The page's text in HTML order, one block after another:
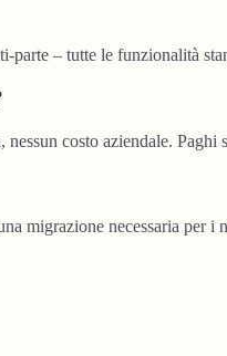
– tutte le funzionalità
costo aziendale. Paghi
migrazione necessaria per i